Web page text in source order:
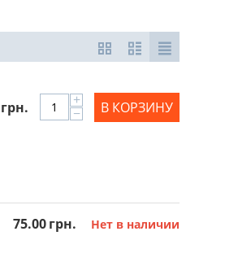
грн. +
− В КОРЗИНУ
75.00грн. Нет в наличии